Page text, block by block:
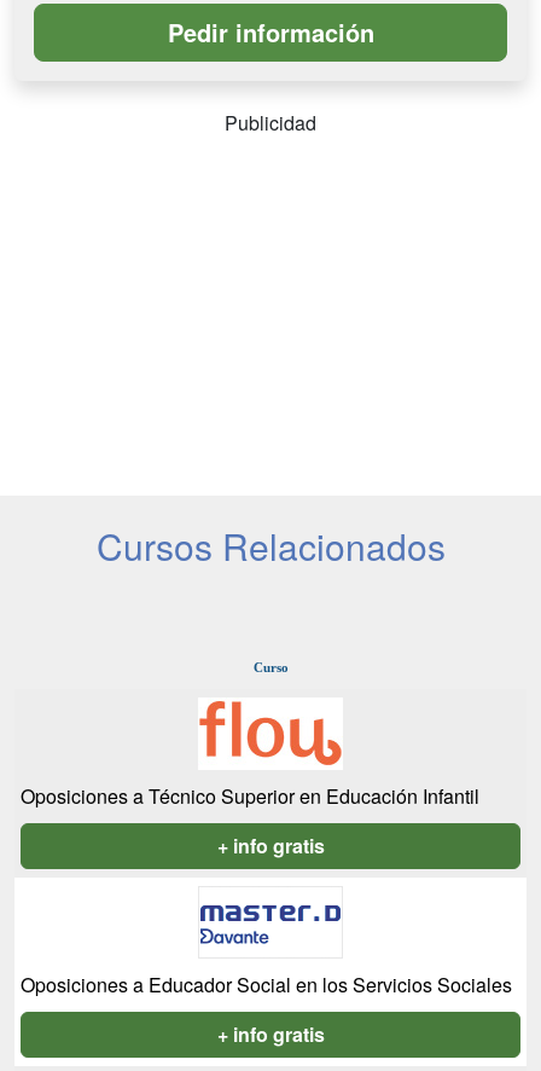
Publicidad
Cursos Relacionados
Curso
Oposiciones a Técnico Superior en Educación Infantil
+ info gratis
Oposiciones a Educador Social en los Servicios Sociales
+ info gratis